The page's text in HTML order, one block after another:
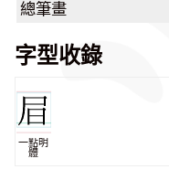
總筆畫
字型收錄
一點明
體